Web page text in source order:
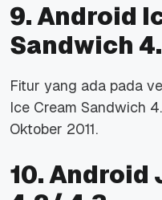
9. Android
Sandwich
Fitur yang ada pada
Ice Cream Sandwich
Oktober 2011.
10. Android